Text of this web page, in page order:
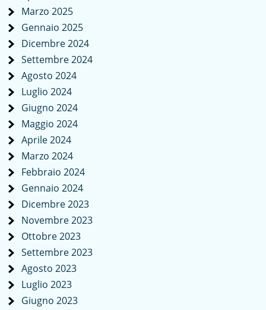
Marzo 2025
Gennaio 2025
Dicembre 2024
Settembre 2024
Agosto 2024
Luglio 2024
Giugno 2024
Maggio 2024
Aprile 2024
Marzo 2024
Febbraio 2024
Gennaio 2024
Dicembre 2023
Novembre 2023
Ottobre 2023
Settembre 2023
Agosto 2023
Luglio 2023
Giugno 2023